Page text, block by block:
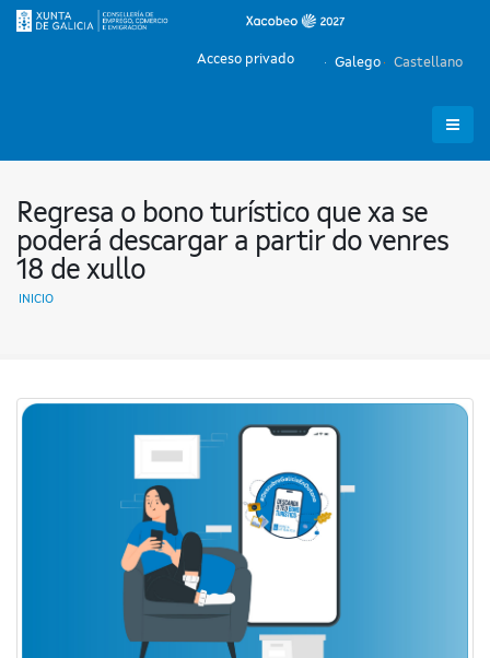
Galego Castellano
Acceso privado
Regresa o bono turístico que xa se
poderá descargar a partir do venres
18 de xullo
INICIO